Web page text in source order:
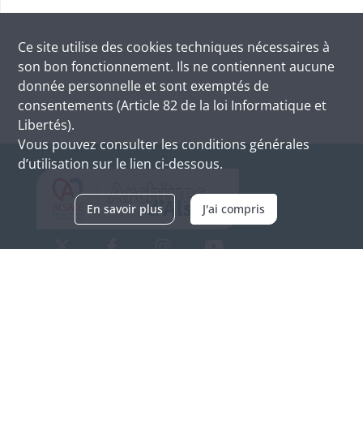
Ce site utilise des cookies techniques nécessaires à
son bon fonctionnement. Ils ne contiennent aucune
donnée personnelle et sont exemptés de
consentements (Article 82 de la loi Informatique et
Libertés).
Vous pouvez consulter les conditions générales
d’utilisation sur le lien ci-dessous.
En savoir plus J'ai compris